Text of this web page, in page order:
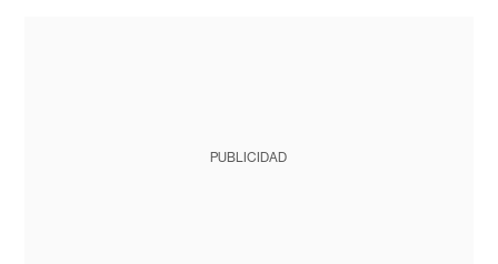
PUBLICIDAD